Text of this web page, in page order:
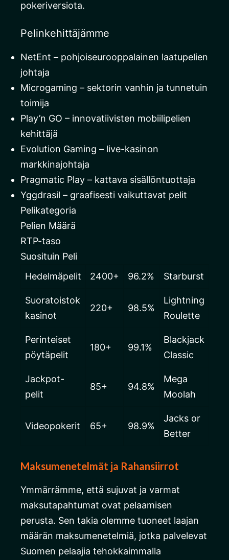
pokeriversiota.
Pelinkehittäjämme
NetEnt – pohjoiseurooppalainen laatupelien
johtaja
Microgaming – sektorin vanhin ja tunnetuin
toimija
Play’n GO – innovatiivisten mobiilipelien
kehittäjä
Evolution Gaming – live-kasinon
markkinajohtaja
Pragmatic Play – kattava sisällöntuottaja
Yggdrasil – graafisesti vaikuttavat pelit
Pelikategoria
Pelien Määrä
RTP-taso
Suosituin Peli
Hedelmäpelit
2400+ 96.2% Starburst
Suoratoistok
kasinot
220+ 98.5%
Lightning
Roulette
Perinteiset
pöytäpelit
180+ 99.1%
Blackjack
Classic
Jackpot-
pelit
85+ 94.8%
Mega
Moolah
Videopokerit 65+ 98.9%
Jacks or
Better
Maksumenetelmät ja Rahansiirrot
Ymmärrämme, että sujuvat ja varmat
maksutapahtumat ovat pelaamisen
perusta. Sen takia olemme tuoneet laajan
määrän maksumenetelmiä, jotka palvelevat
Suomen pelaajia tehokkaimmalla